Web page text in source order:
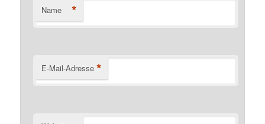
Name *
E-Mail-Adresse *